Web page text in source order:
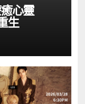
心靈
生